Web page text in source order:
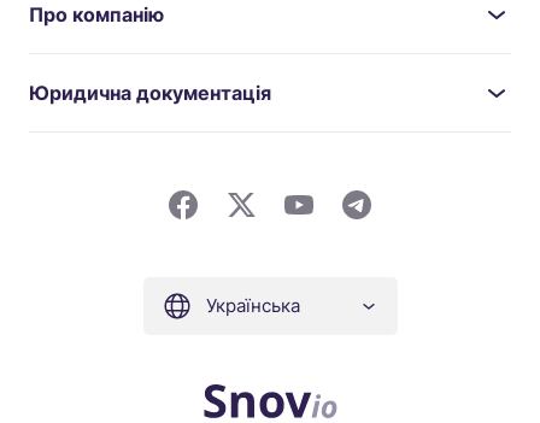
Про компанію
Юридична документація
Українська